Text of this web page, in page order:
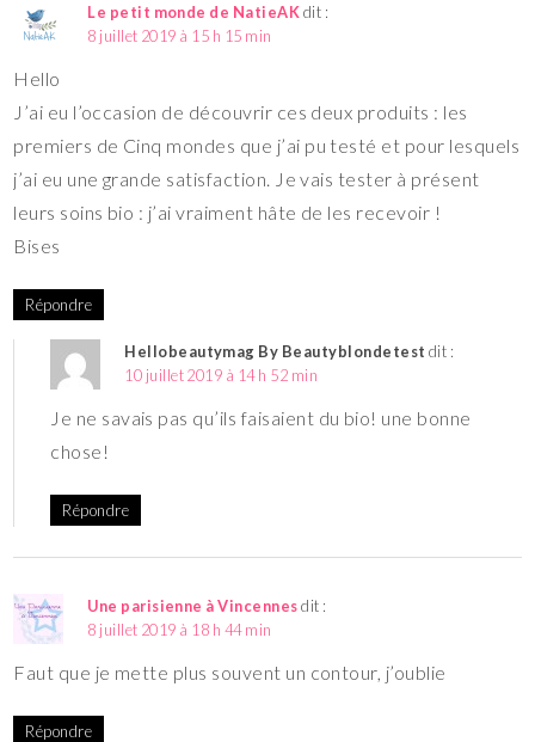
Le petit monde de NatieAKdit :
8 juillet 2019 à 15 h 15 min
Hello
J’ai eu l’occasion de découvrir ces deux produits : les
premiers de Cinq mondes que j’ai pu testé et pour lesquels
j’ai eu une grande satisfaction. Je vais tester à présent
leurs soins bio : j’ai vraiment hâte de les recevoir !
Bises
Répondre
Hellobeautymag By Beautyblondetest dit :
10 juillet 2019 à 14 h 52 min
Je ne savais pas qu’ils faisaient du bio! une bonne
chose!
Répondre
Une parisienne à Vincennesdit :
8 juillet 2019 à 18 h 44 min
Faut que je mette plus souvent un contour, j’oublie
Répondre